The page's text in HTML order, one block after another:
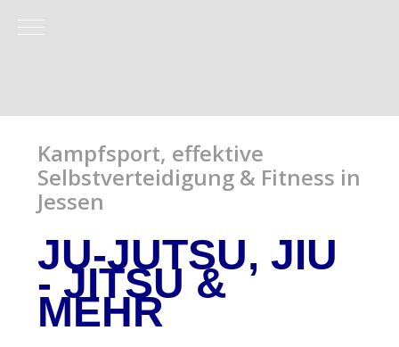
Mobile Menu Toggle
Kampfsport, effektive
Selbstverteidigung & Fitness in
Jessen
JU-JUTSU, JIU
- JITSU&
MEHR